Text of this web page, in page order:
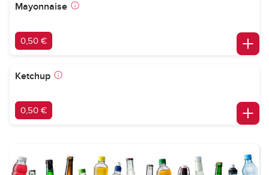
Mayonnaise
0,50 €
Ketchup
0,50 €